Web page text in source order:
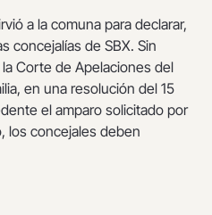
a la comuna para declarar,
concejalías de SBX. Sin
Corte de Apelaciones del
en una resolución del 15
el amparo solicitado por
los concejales deben